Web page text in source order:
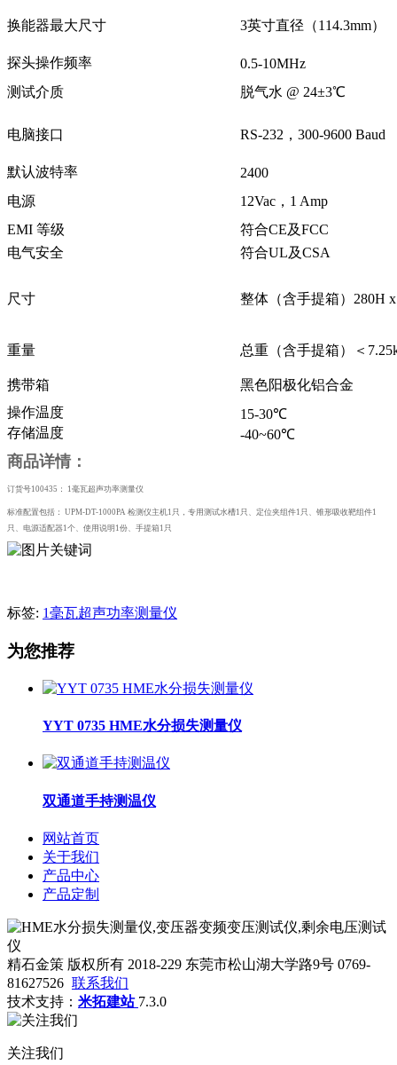
换能器最大尺寸 3英寸直径（114.3mm）
探头操作频率
0.5-10MHz
测试介质
脱气水 @ 24±3℃
电脑接口 RS-232，300-9600 Baud
默认波特率
2400
电源
12Vac，1 Amp
EMI 等级
符合CE及FCC
电气安全
符合UL及CSA
尺寸 整体（含手提箱）280H x
重量 总重（含手提箱）＜
携带箱
黑色阳极化铝合金
操作温度
15-30℃
存储温度
-40~60℃
商品详情：
订货号100435： 1毫瓦超声功率测量仪
标准配置包括： UPM-DT-1000PA 检测仪主机1只，专用测试水槽1只、定位夹组件1只、锥形吸收靶组件1
只、电源适配器1个、使用说明1份、手提箱1只
标签: 1毫瓦超声功率测量仪
为您推荐
YYT 0735 HME水分损失测量仪
双通道手持测温仪
网站首页
关于我们
产品中心
产品定制
精石金策 版权所有 2018-229 东莞市松山湖大学路9号 0769-
81627526 联系我们
技术支持： 米拓建站 7.3.0
关注我们